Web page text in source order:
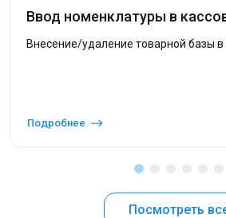
Ввод номенклатуры в
Внесение/удаление товарной базы
Подробнее
Посмотреть